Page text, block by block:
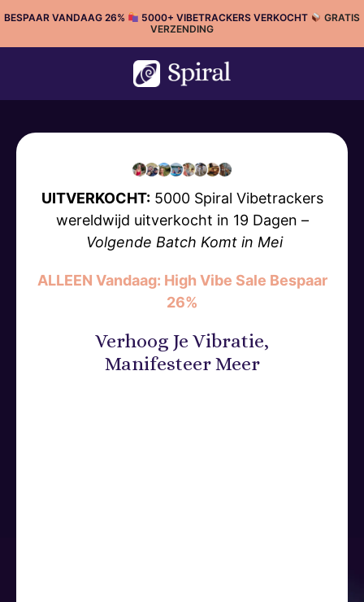
Ga
BESPAAR VANDAAG 26% 5000+ VIBETRACKERS VERKOCHT
GRATIS
VERZENDING
UITVERKOCHT:5000 Spiral Vibetrackers
wereldwijd uitverkocht in 19 Dagen –
Volgende Batch Komt in Mei
ALLEEN Vandaag: High Vibe Sale Bespaar
26%
Verhoog Je Vibratie,
Manifesteer Meer